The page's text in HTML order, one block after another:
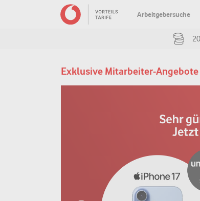
Arbeitgebersuche
Exklusive Mitarbeiter-Angebote